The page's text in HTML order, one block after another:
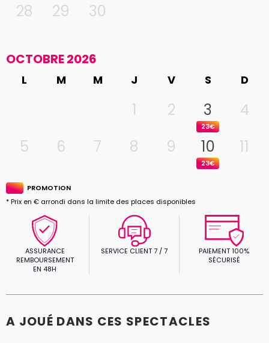
28 29 30
OCTOBRE 2026
L M M J V S D
1 2 3
23€
4
5
6 7 8 9 10
23€
11
PROMOTION
* Prix en € arrondi dans la limite des places disponibles
ASSURANCE
REMBOURSEMENT
EN 48H
SERVICE CLIENT 7 / 7
PAIEMENT 100%
SÉCURISÉ
A JOUÉ DANS CES SPECTACLES